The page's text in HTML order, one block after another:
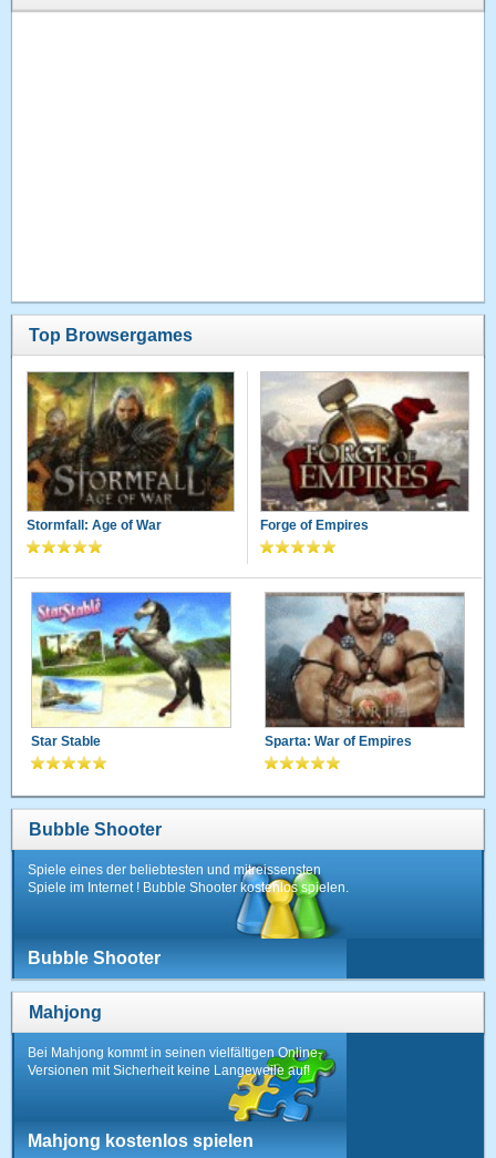
Top Browsergames
Stormfall: Age of War Forge of Empires
Star Stable Sparta: War of Empires
Bubble Shooter
Spiele eines der beliebtesten und mitreissensten
Spiele im Internet ! Bubble Shooter kostenlos spielen.
Bubble Shooter
Mahjong
Bei Mahjong kommt in seinen vielfältigen Online-
Versionen mit Sicherheit keine Langeweile auf!
Mahjong kostenlos spielen